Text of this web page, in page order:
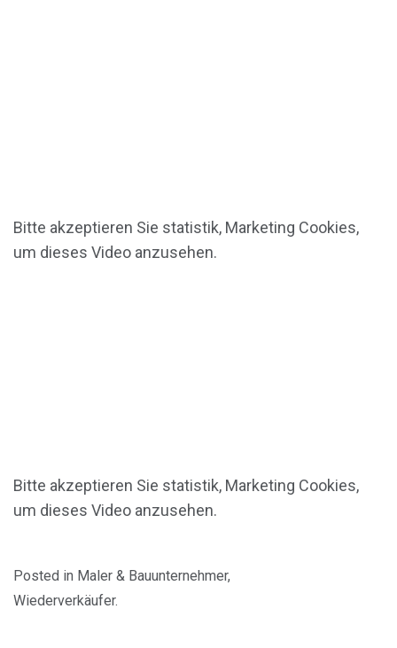
Bitte akzeptieren Sie statistik, Marketing Cookies,
um dieses Video anzusehen.
Bitte akzeptieren Sie statistik, Marketing Cookies,
um dieses Video anzusehen.
Posted in Maler & Bauunternehmer,
Wiederverkäufer.